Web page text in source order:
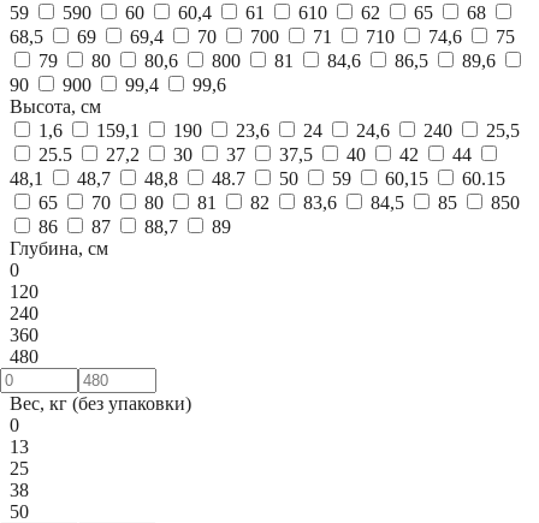
59
590 60 60,4 61 610 62 65
68
68,5
69 69,4 70 700 71 710 74,6
75
79
80 80,6 800 81 84,6 86,5
89,6
90
900 99,4
99,6
Высота, см
1,6
159,1 190 23,6 24 24,6 240
25,5
25.5
27,2 30 37 37,5 40 42
44
48,1
48,7 48,8 48.7 50 59 60,15
60.15
65
70 80 81 82 83,6 84,5 85
850
86
87 88,7
89
Глубина, см
0
120
240
360
480
Вес, кг (без упаковки)
0
13
25
38
50